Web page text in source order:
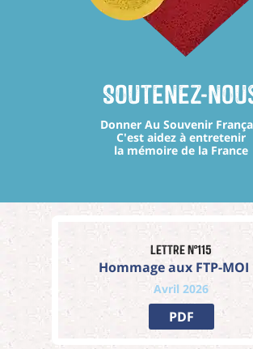
Soutenez-
Donner Au Souvenir
C'est aidez à entretenir
la mémoire de la France
Lettre n°115
Hommage aux FTP-MOI
Avril 2026
PDF